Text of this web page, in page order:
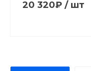
20 320₽ / шт